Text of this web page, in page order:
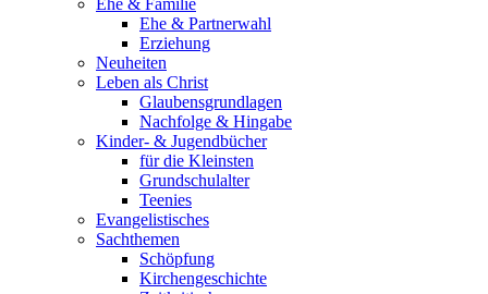
Ehe & Familie
Ehe & Partnerwahl
Erziehung
Neuheiten
Leben als Christ
Glaubensgrundlagen
Nachfolge & Hingabe
Kinder- & Jugendbücher
für die Kleinsten
Grundschulalter
Teenies
Evangelistisches
Sachthemen
Schöpfung
Kirchengeschichte